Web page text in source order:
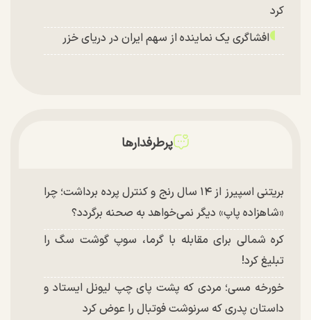
کرد
افشاگری یک نماینده از سهم ایران در دریای خزر
پرطرفدارها
بریتنی اسپیرز از ۱۴ سال رنج و کنترل پرده برداشت؛ چرا
«شاهزاده پاپ» دیگر نمی‌خواهد به صحنه برگردد؟
کره شمالی برای مقابله با گرما، سوپ گوشت سگ را
تبلیغ کرد!
خورخه مسی؛ مردی که پشت پای چپ لیونل ایستاد و
داستان پدری که سرنوشت فوتبال را عوض کرد